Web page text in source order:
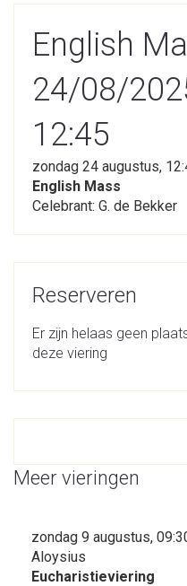
English
24/08/
12:45
zondag 24 augustus,
English Mass
Celebrant: G. de Bekker
Reserveren
Er zijn helaas geen
deze viering
Meer vieringen
zondag 9 augustus,
Aloysius
Eucharistieviering